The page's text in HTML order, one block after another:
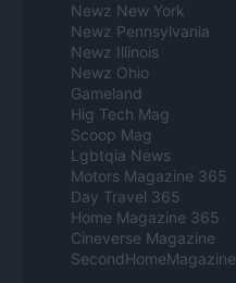
Newz New York
Newz Pennsylvania
Newz Illinois
Newz Ohio
Gameland
Hig Tech Mag
Scoop Mag
Lgbtqia News
Motors Magazine 365
Day Travel 365
Home Magazine 365
Cineverse Magazine
SecondHomeMagazine